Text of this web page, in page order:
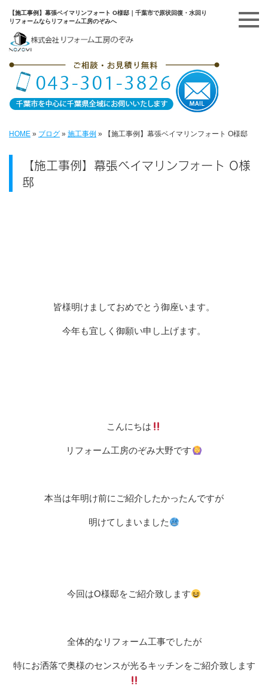
【施工事例】幕張ベイマリンフォート O様邸｜千葉市で原状回復・水回り
リフォームならリフォーム工房のぞみへ
HOME » ブログ » 施工事例 » 【施工事例】幕張ベイマリンフォート O様邸
【施工事例】幕張ベイマリンフォート O様
邸
皆様明けましておめでとう御座います。
今年も宜しく御願い申し上げます。
こんにちは
リフォーム工房のぞみ大野です
本当は年明け前にご紹介したかったんですが
明けてしまいました
今回はO様邸をご紹介致します
全体的なリフォーム工事でしたが
特にお洒落で奥様のセンスが光るキッチンをご紹介致します